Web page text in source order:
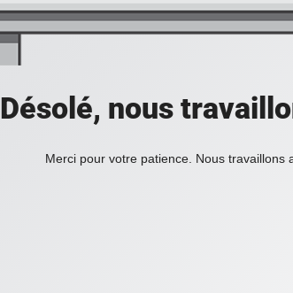
Désolé, nous
Merci pour votre patience. Nous travaillons